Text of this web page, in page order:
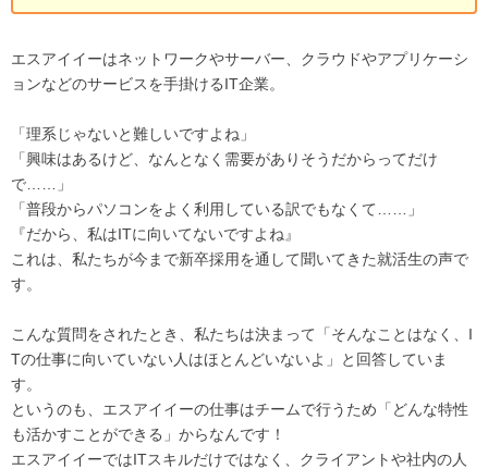
エスアイイーはネットワークやサーバー、クラウドやアプリケーシ
ョンなどのサービスを手掛けるIT企業。
「理系じゃないと難しいですよね」
「興味はあるけど、なんとなく需要がありそうだからってだけ
で……」
「普段からパソコンをよく利用している訳でもなくて……」
『だから、私はITに向いてないですよね』
これは、私たちが今まで新卒採用を通して聞いてきた就活生の声で
す。
こんな質問をされたとき、私たちは決まって「そんなことはなく、I
Tの仕事に向いていない人はほとんどいないよ」と回答していま
す。
というのも、エスアイイーの仕事はチームで行うため「どんな特性
も活かすことができる」からなんです！
エスアイイーではITスキルだけではなく、クライアントや社内の人